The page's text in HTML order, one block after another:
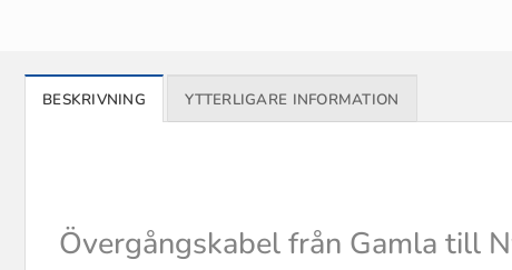
BESKRIVNING YTTERLIGARE INFORMATION
Övergångskabel från Gamla till